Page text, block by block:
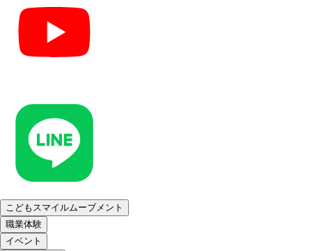
こどもスマイルムーブメント
職業体験
イベント